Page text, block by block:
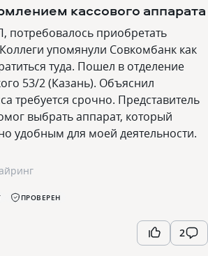
кассового аппарата
потребовалось приобретать
упомянули Совкомбанк как
туда. Пошел в отделение
53/2 (Казань). Объяснил
требуется срочно. Представитель
выбрать аппарат, который
удобным для моей деятельности.
ПРОВЕРЕН
2